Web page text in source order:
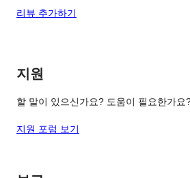
기
후
점
리뷰 추가하기
지원
할 말이 있으신가요? 도움이 필요한가요
지원 포럼 보기